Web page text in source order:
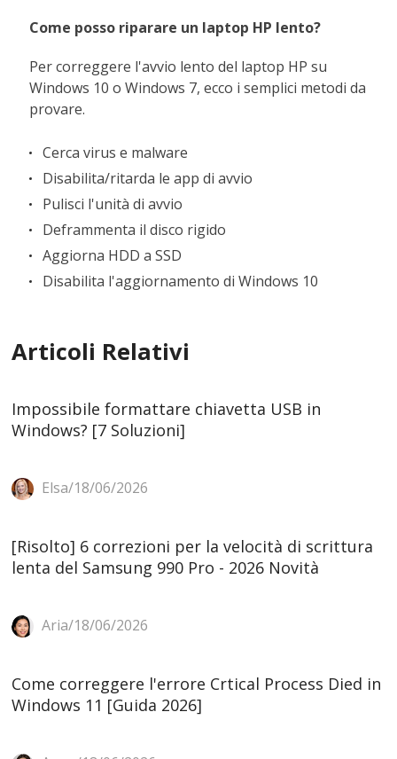
Come posso riparare un laptop HP lento?
Per correggere l'avvio lento del laptop HP su
Windows 10 o Windows 7, ecco i semplici metodi da
provare.
Cerca virus e malware
Disabilita/ritarda le app di avvio
Pulisci l'unità di avvio
Deframmenta il disco rigido
Aggiorna HDD a SSD
Disabilita l'aggiornamento di Windows 10
Articoli Relativi
Impossibile formattare chiavetta USB in
Windows? [7 Soluzioni]
Elsa/18/06/2026
[Risolto] 6 correzioni per la velocità di scrittura
lenta del Samsung 990 Pro - 2026 Novità
Aria/18/06/2026
Come correggere l'errore Crtical Process Died in
Windows 11 [Guida 2026]